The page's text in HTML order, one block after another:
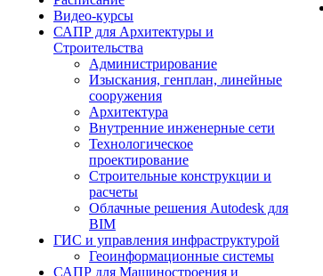
Видео-курсы
САПР для Архитектуры и
Строительства
Администрирование
Изыскания, генплан, линейные
сооружения
Архитектура
Внутренние инженерные сети
Технологическое
проектирование
Строительные конструкции и
расчеты
Облачные решения Autodesk для
BIM
ГИС и управления инфраструктурой
Геоинформационные системы
САПР для Машиностроения и